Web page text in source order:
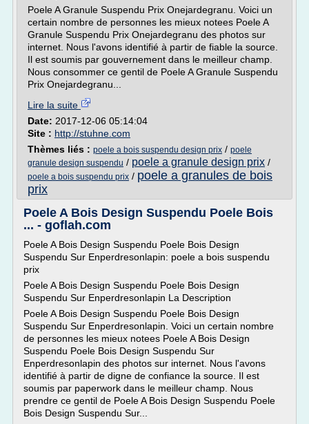
Poele A Granule Suspendu Prix Onejardegranu. Voici un
certain nombre de personnes les mieux notees Poele A
Granule Suspendu Prix Onejardegranu des photos sur
internet. Nous l'avons identifié à partir de fiable la source.
Il est soumis par gouvernement dans le meilleur champ.
Nous consommer ce gentil de Poele A Granule Suspendu
Prix Onejardegranu...
Lire la suite
Date: 2017-12-06 05:14:04
Site : http://stuhne.com
Thèmes liés : poele a bois suspendu design prix / poele
granule design suspendu / poele a granule design prix /
poele a bois suspendu prix / poele a granules de bois
prix
Poele A Bois Design Suspendu Poele Bois
... - goflah.com
Poele A Bois Design Suspendu Poele Bois Design
Suspendu Sur Enperdresonlapin: poele a bois suspendu
prix
Poele A Bois Design Suspendu Poele Bois Design
Suspendu Sur Enperdresonlapin La Description
Poele A Bois Design Suspendu Poele Bois Design
Suspendu Sur Enperdresonlapin. Voici un certain nombre
de personnes les mieux notees Poele A Bois Design
Suspendu Poele Bois Design Suspendu Sur
Enperdresonlapin des photos sur internet. Nous l'avons
identifié à partir de digne de confiance la source. Il est
soumis par paperwork dans le meilleur champ. Nous
prendre ce gentil de Poele A Bois Design Suspendu Poele
Bois Design Suspendu Sur...